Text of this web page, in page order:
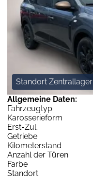
Standort Zentrallager
Allgemeine Daten:
Fahrzeugtyp
Karosserieform
Erst-Zul.
Getriebe
Kilometerstand
Anzahl der Türen
Farbe
Standort